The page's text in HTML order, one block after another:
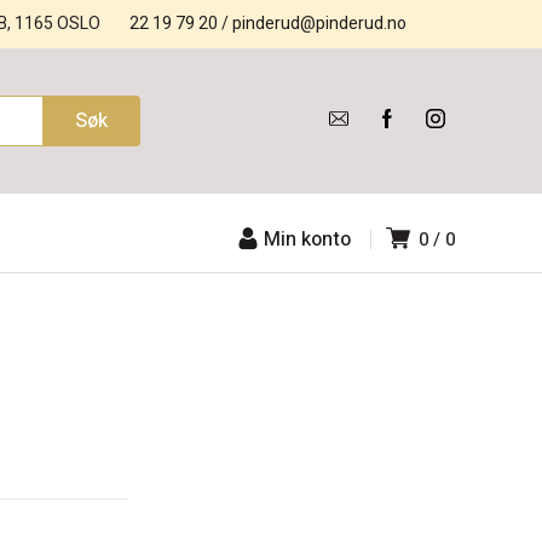
22 19 79 20/pinderud@pinderud.no
1165 OSLO
0 0
Min konto